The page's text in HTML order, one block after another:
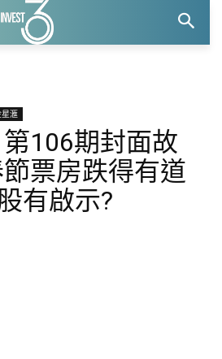
滙
第106期封面故
票房跌得有道
有啟示?